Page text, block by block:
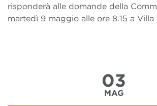
risponderà alle domande della
martedì 9 maggio alle ore 8.15 a Villa
03
MAG